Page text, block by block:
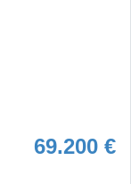
69.200 €